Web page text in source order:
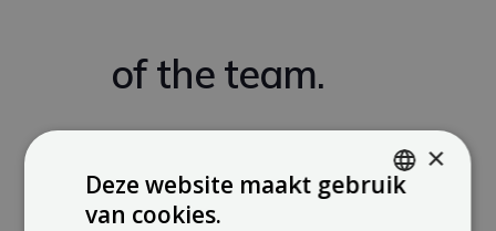
of the team.
MORE ABOUT ENERDEAL
×
Deze website maakt gebruik
van cookies.